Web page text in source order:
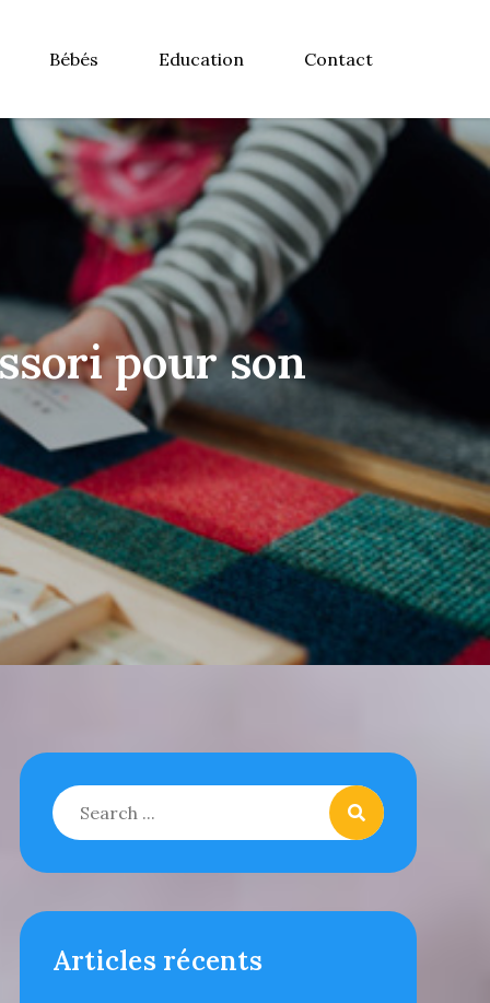
Bébés Education Contact
pour son
Search
for:
Articles récents